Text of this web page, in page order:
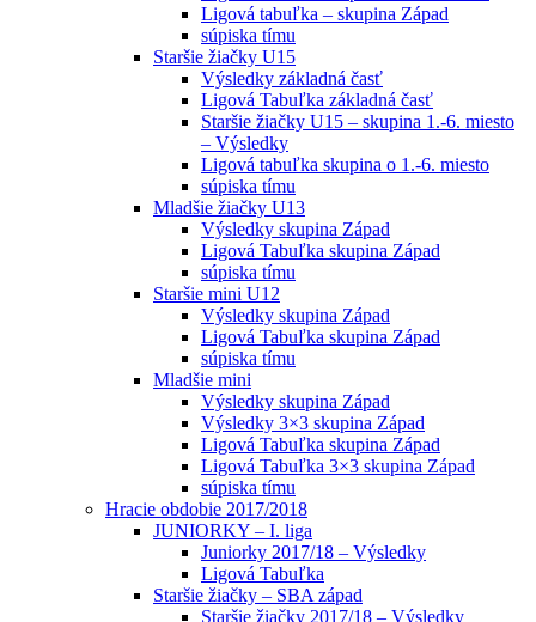
Ligová tabuľka – skupina Západ
súpiska tímu
Staršie žiačky U15
Výsledky základná časť
Ligová Tabuľka základná časť
Staršie žiačky U15 – skupina 1.-6. miesto
– Výsledky
Ligová tabuľka skupina o 1.-6. miesto
súpiska tímu
Mladšie žiačky U13
Výsledky skupina Západ
Ligová Tabuľka skupina Západ
súpiska tímu
Staršie mini U12
Výsledky skupina Západ
Ligová Tabuľka skupina Západ
súpiska tímu
Mladšie mini
Výsledky skupina Západ
Výsledky 3×3 skupina Západ
Ligová Tabuľka skupina Západ
Ligová Tabuľka 3×3 skupina Západ
súpiska tímu
Hracie obdobie 2017/2018
JUNIORKY – I. liga
Juniorky 2017/18 – Výsledky
Ligová Tabuľka
Staršie žiačky – SBA západ
Staršie žiačky 2017/18 – Výsledky